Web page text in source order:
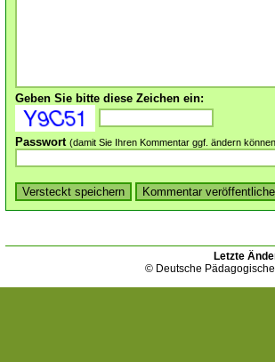
Geben Sie bitte diese Zeichen ein:
Passwort (damit Sie Ihren Kommentar ggf. ändern
Letzte
© Deutsche